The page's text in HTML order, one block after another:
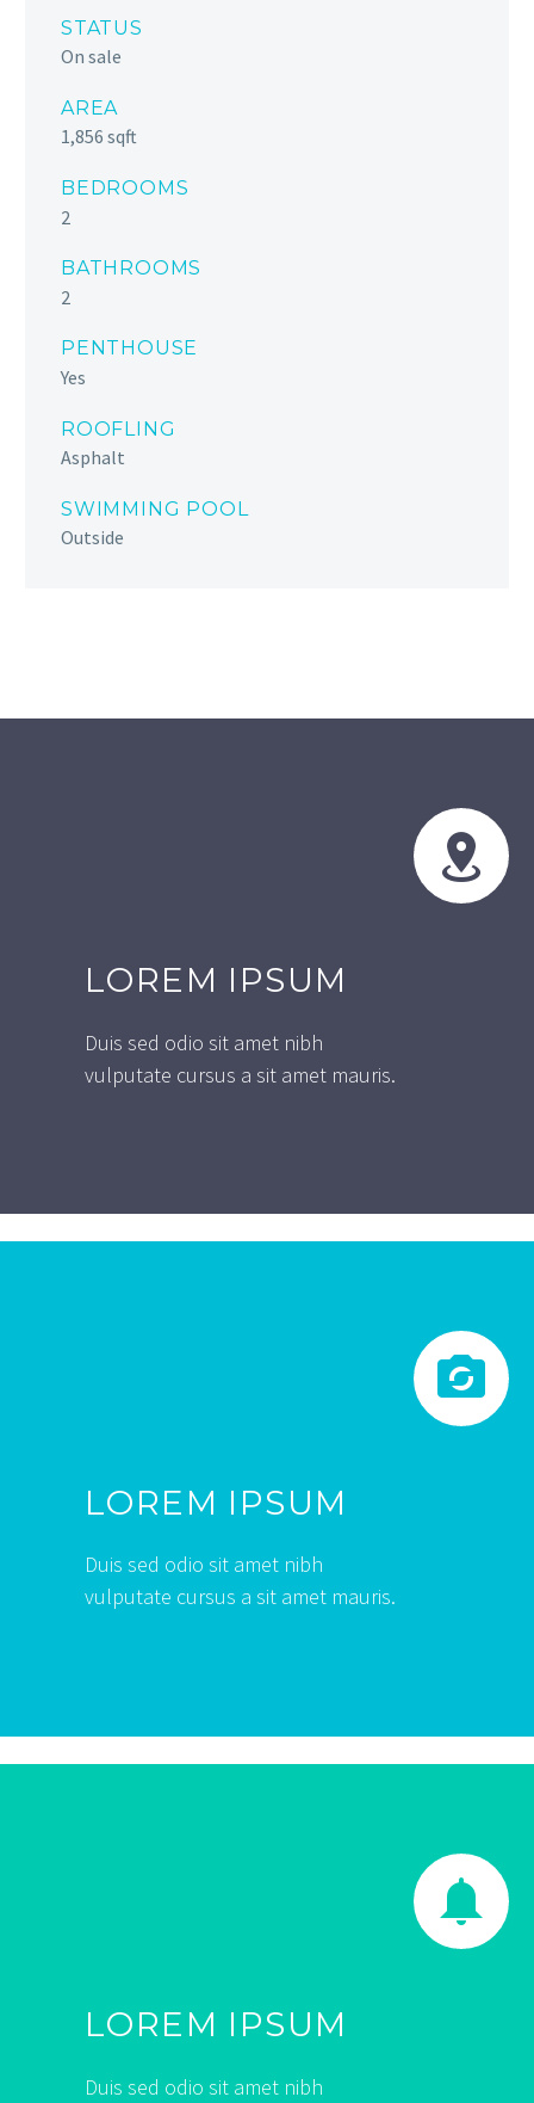
STATUS
On sale
AREA
1,856 sqft
BEDROOMS
2
BATHROOMS
2
PENTHOUSE
Yes
ROOFLING
Asphalt
SWIMMING POOL
Outside


LOREM IPSUM
Duis sed odio sit amet nibh
vulputate cursus a sit amet mauris.


LOREM IPSUM
Duis sed odio sit amet nibh
vulputate cursus a sit amet mauris.


LOREM IPSUM
Duis sed odio sit amet nibh